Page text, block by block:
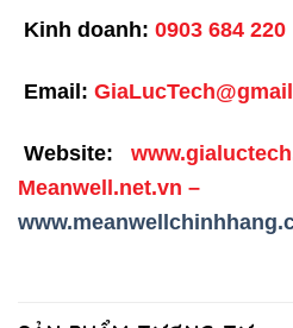
Kinh doanh: 0903 684 220
Email:
Website:
Meanwell.net.vn –